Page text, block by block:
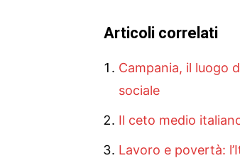
Articoli correlati
Campania, il luogo
sociale
Il ceto medio
Lavoro e povertà: